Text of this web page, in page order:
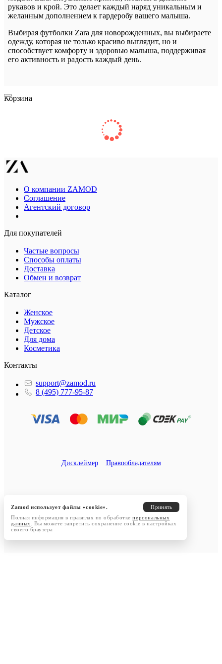
рукавов и крой. Это делает каждый наряд уникальным и
желанным дополнением к гардеробу вашего малыша.
Выбирая футболки Zara для новорожденных, вы выбираете
одежду, которая не только красиво выглядит, но и
способствует комфорту и здоровью малыша, поддерживая
его активность и радость каждый день.
Корзина
О компании ZAMOD
Соглашение
Агентский договор
Для покупателей
Частые вопросы
Способы оплаты
Доставка
Обмен и возврат
Каталог
Женское
Мужское
Детское
Для дома
Косметика
Контакты
support@zamod.ru
8 (495) 777-95-87
Дисклеймер Правообладателям
Zamod использует файлы «cookie».
Принять
Полная информация в правилах по обработкеперсональных
данных
. Вы можете запретить сохранение cookie в настройках
своего браузера